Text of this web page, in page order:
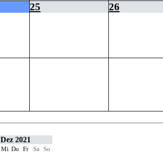
25 26
Dez 2021
Mi Do Fr Sa
So